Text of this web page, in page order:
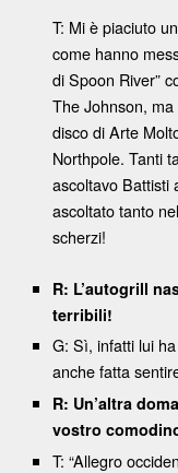
T: Mi è piaciuto
come hanno
di Spoon River”
The Johnson,
disco di Arte
Northpole. Tanti
ascoltavo Battisti
ascoltato tanto
scherzi!
R: L’autogrill
terribili!
G: Sì, infatti lui
anche fatta
R: Un’altra
vostro
T: “Allegro